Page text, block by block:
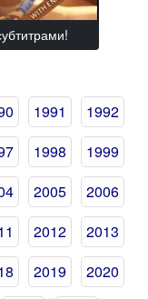
1991
1992
1998
1999
2005
2006
2012
2013
2019
2020